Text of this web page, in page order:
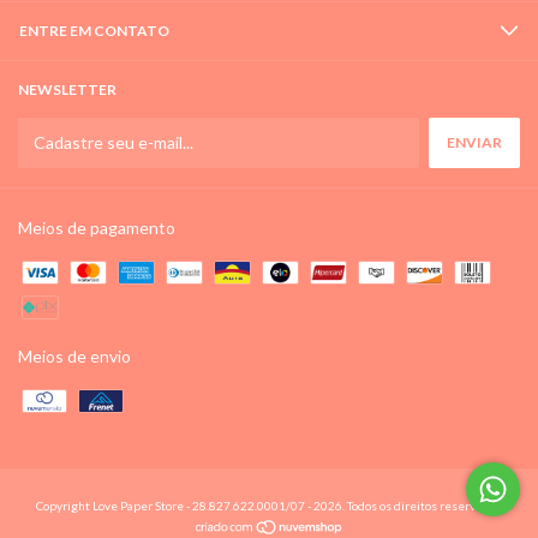
ENTRE EM CONTATO
NEWSLETTER
Meios de pagamento
Meios de envio
Copyright Love Paper Store - 28.827.622.0001/07 - 2026. Todos os direitos reservados.